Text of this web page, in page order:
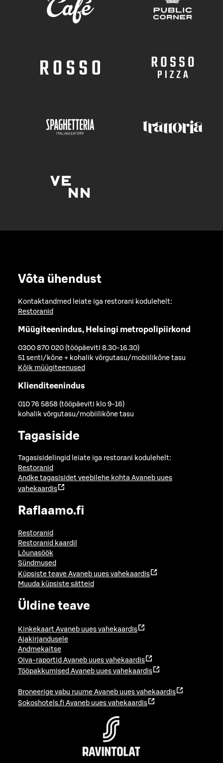
Võta ühendust
Kontaktandmed leiate iga restorani kodulehelt:
Restoranid
Müügiteenindus, Helsingi metropolipiirkond
0300 870 020 (tööpäeviti 8.30-16.30)
51 senti/kõne + kohalik võrgutasu/mobiilikõne tasu
Kõik müügiteenused
Klienditeenindus
010 76 5858 (tööpäeviti klo 9-16)
kohalik võrgutasu/mobiilikõne tasu
Tagasiside
Tagasisidelingid leiate iga restorani kodulehelt:
Restoranid
Andke tagasisidet veebilehe kohta Avaneb uues
vahekaardis
Raflaamo.fi
Restoranid
Restoranid kaardil
Lõunasöök
Sündmused
Küpsiste teave Avaneb uues vahekaardis
Muuda küpsiste sätteid
Üldine teave
Kinkekaart Avaneb uues vahekaardis
Ajakirjandusele
Andmekaitse
Oiva-raportid Avaneb uues vahekaardis
Tööpakkumised Avaneb uues vahekaardis
Broneerige vabu ruume Avaneb uues vahekaardis
Sokoshotels.fi Avaneb uues vahekaardis